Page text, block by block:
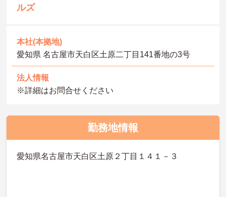
ルズ
本社(本拠地)
愛知県 名古屋市天白区土原二丁目141番地の3号
法人情報
※詳細はお問合せください
勤務地情報
愛知県名古屋市天白区土原２丁目１４１－３